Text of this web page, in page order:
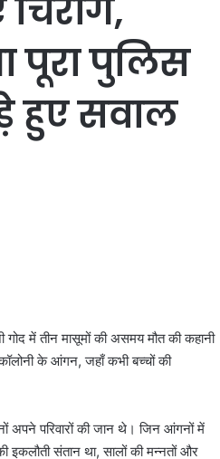
पूरा पुलिस
हुए सवाल
में तीन मासूमों की असमय मौत की कहानी
के आंगन, जहाँ कभी बच्चों की
अपने परिवारों की जान थे। जिन आंगनों में
इकलौती संतान था, सालों की मन्नतों और